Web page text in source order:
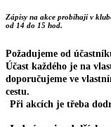
Zápisy na akce probíhají v
od 14 do 15 hod.
Požadujeme od
Účast každého je na
doporučujeme ve
cestu.
Při akcích je třeba